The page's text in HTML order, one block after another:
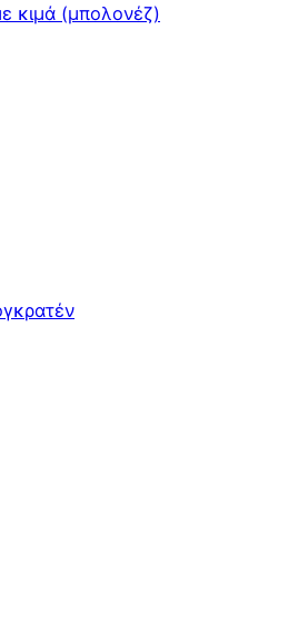
κιμά (μπολονέζ)